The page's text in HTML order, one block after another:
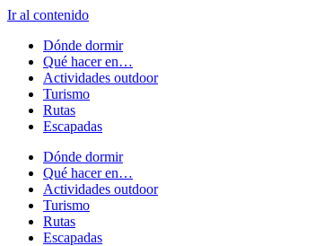
Ir al contenido
Dónde dormir
Qué hacer en…
Actividades outdoor
Turismo
Rutas
Escapadas
Dónde dormir
Qué hacer en…
Actividades outdoor
Turismo
Rutas
Escapadas